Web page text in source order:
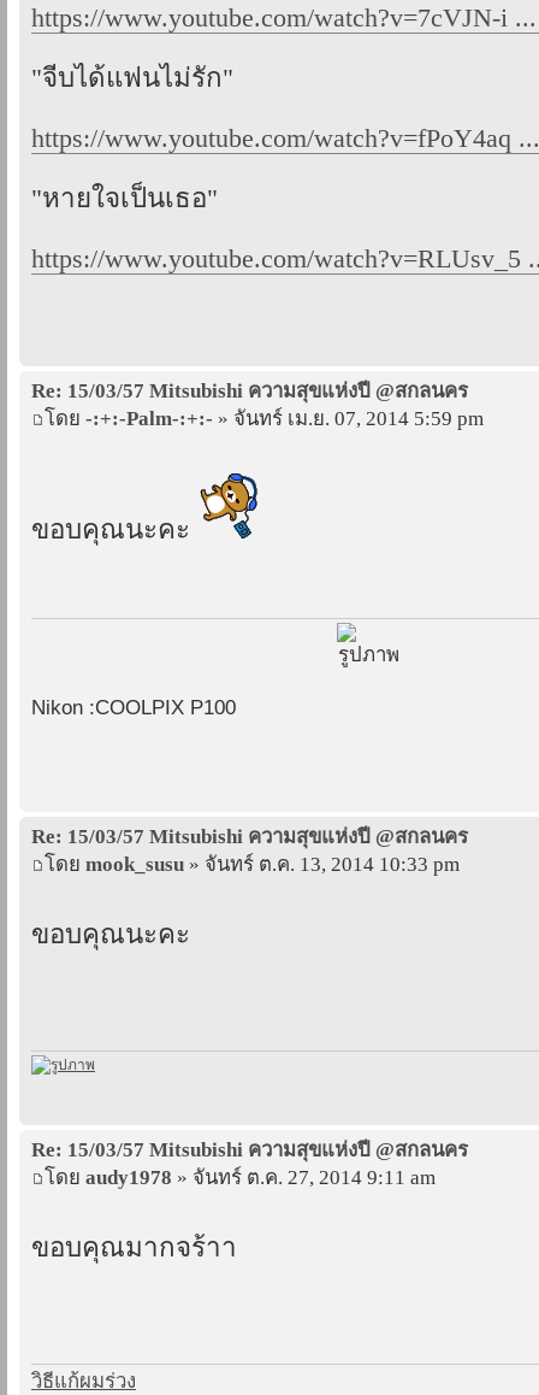
https://www.youtube.com/watch?v=7cVJN-i
"จีบได้แฟนไม่รัก"
https://www.youtube.com/watch?v=fPoY4aq
"หายใจเป็นเธอ"
https://www.youtube.com/watch?v=RLUsv_5
Re: 15/03/57 Mitsubishi ความสุขแห่งปี @สกลนคร
โดย -:+:-Palm-:+:- » จันทร์ เม.ย. 07, 2014 5:59 pm
ขอบคุณนะคะ
Nikon :COOLPIX P100
Re: 15/03/57 Mitsubishi ความสุขแห่งปี @สกลนคร
โดย mook_susu » จันทร์ ต.ค. 13, 2014 10:33 pm
ขอบคุณนะคะ
Re: 15/03/57 Mitsubishi ความสุขแห่งปี @สกลนคร
โดย audy1978 » จันทร์ ต.ค. 27, 2014 9:11 am
ขอบคุณมากจร้าา
วิธีแก้ผมร่วง